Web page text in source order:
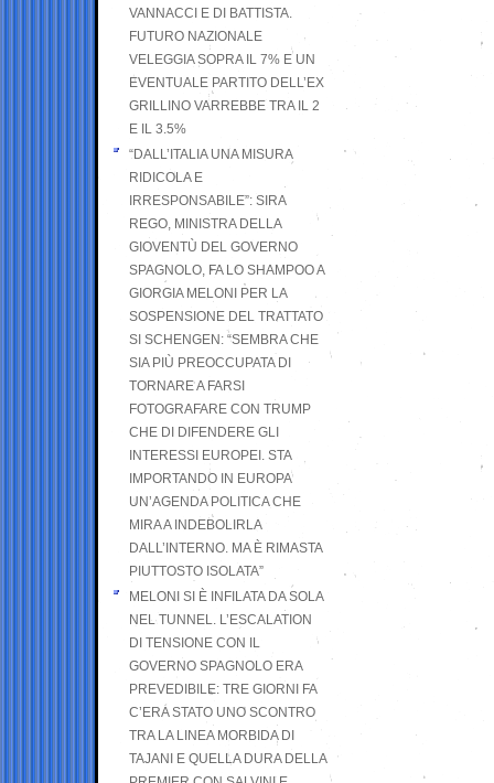
VANNACCI E DI BATTISTA.
FUTURO NAZIONALE
VELEGGIA SOPRA IL 7% E UN
EVENTUALE PARTITO DELL’EX
GRILLINO VARREBBE TRA IL 2
E IL 3.5%
“DALL’ITALIA UNA MISURA
RIDICOLA E
IRRESPONSABILE”: SIRA
REGO, MINISTRA DELLA
GIOVENTÙ DEL GOVERNO
SPAGNOLO, FA LO SHAMPOO A
GIORGIA MELONI PER LA
SOSPENSIONE DEL TRATTATO
SI SCHENGEN: “SEMBRA CHE
SIA PIÙ PREOCCUPATA DI
TORNARE A FARSI
FOTOGRAFARE CON TRUMP
CHE DI DIFENDERE GLI
INTERESSI EUROPEI. STA
IMPORTANDO IN EUROPA
UN’AGENDA POLITICA CHE
MIRA A INDEBOLIRLA
DALL’INTERNO. MA È RIMASTA
PIUTTOSTO ISOLATA”
MELONI SI È INFILATA DA SOLA
NEL TUNNEL. L’ESCALATION
DI TENSIONE CON IL
GOVERNO SPAGNOLO ERA
PREVEDIBILE: TRE GIORNI FA
C’ERA STATO UNO SCONTRO
TRA LA LINEA MORBIDA DI
TAJANI E QUELLA DURA DELLA